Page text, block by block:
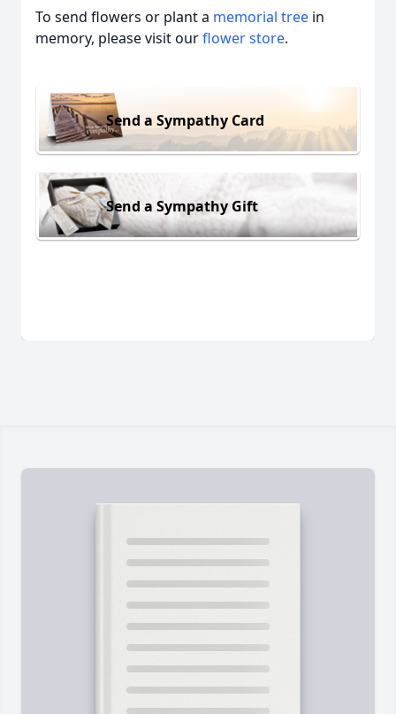
To send flowers or plant a memorial tree in
memory, please visit ourflower store.
Send a Sympathy Card
Send a Sympathy Gift